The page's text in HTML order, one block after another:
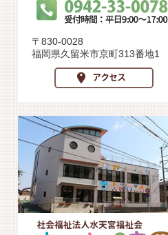
〒830-0028
福岡県久留米市京町313番地1